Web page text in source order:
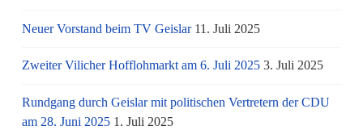
Neuer Vorstand beim TV Geislar 11. Juli 2025
Zweiter Vilicher Hofflohmarkt am 6. Juli 2025 3. Juli 2025
Rundgang durch Geislar mit politischen Vertretern der CDU
am 28. Juni 2025 1. Juli 2025